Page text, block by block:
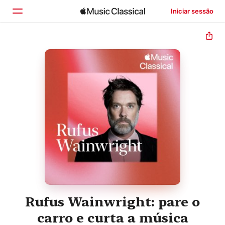
Iniciar sessão
Início
Rufus Wainwright: pare o
carro e curta a música